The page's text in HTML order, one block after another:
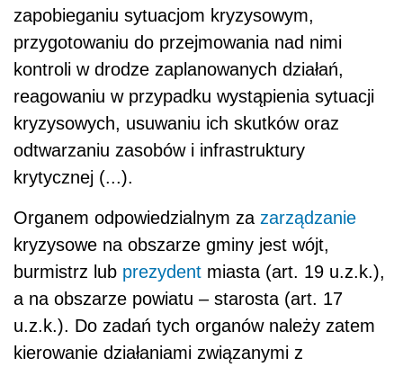
zapobieganiu sytuacjom kryzysowym,
przygotowaniu do przejmowania nad nimi
kontroli w drodze zaplanowanych działań,
reagowaniu w przypadku wystąpienia sytuacji
kryzysowych, usuwaniu ich skutków oraz
odtwarzaniu zasobów i infrastruktury
krytycznej (...).
Organem odpowiedzialnym za zarządzanie
kryzysowe na obszarze gminy jest wójt,
burmistrz lub prezydent miasta (art. 19 u.z.k.),
a na obszarze powiatu – starosta (art. 17
u.z.k.). Do zadań tych organów należy zatem
kierowanie działaniami związanymi z